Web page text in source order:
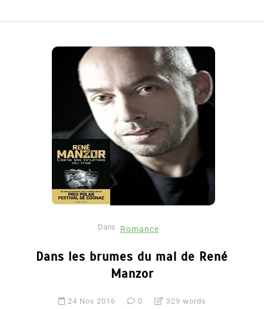
Dans Romance
Dans les brumes du mal de René
Manzor
24 Nov 2016 0 329 words